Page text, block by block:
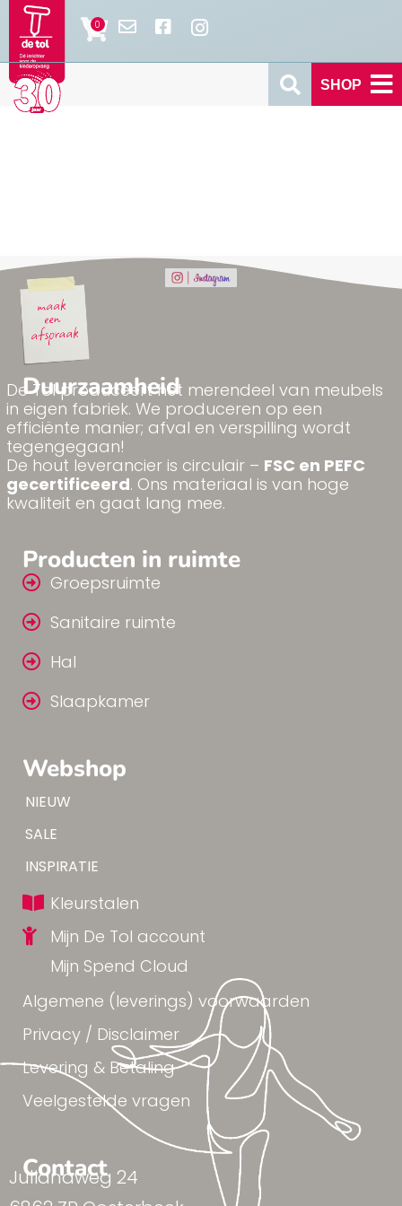
SHOP
Contact
Julianaweg 24
Webshop
NIEUW
SALE
INSPIRATIE
Kleurstalen
Mijn De Tol account
Mijn Spend Cloud
Algemene (leverings) voorwaarden
Privacy / Disclaimer
Levering & Betaling
Veelgestelde vragen
Producten in ruimte
Groepsruimte
Sanitaire ruimte
Hal
Slaapkamer
Duurzaamheid
De Tol produceert het merendeel van meubels
in eigen fabriek. We produceren op een
efficiënte manier; afval en verspilling wordt
tegengegaan!
De hout leverancier is circulair – FSC en PEFC
gecertificeerd. Ons materiaal is van hoge
kwaliteit en gaat lang mee.